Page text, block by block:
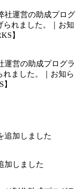
運営の助成プログラ
れました。｜お知ら
加しました